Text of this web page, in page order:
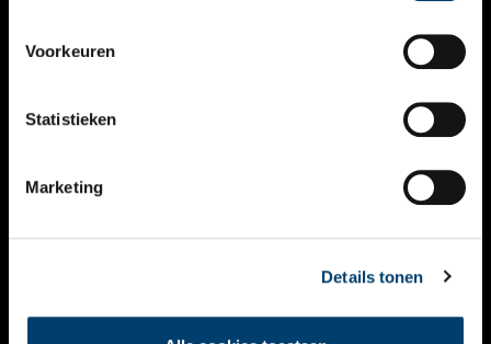
Voorkeuren
Statistieken
Marketing
Details tonen
KALENDER
THEMA’S
VIDEO’S
CONTACT